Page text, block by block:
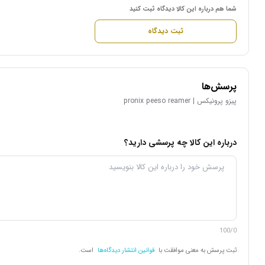
شما هم درباره این کالا دیدگاه ثبت کنید
ثبت دیدگاه
پرسش‌ها
پیزو پرونیکس | pronix peeso reamer
درباره این کالا چه پرسشی دارید؟
100/0
ثبت پرسش به معنی موافقت با قوانین انتشار دیدگاه‌ها است.